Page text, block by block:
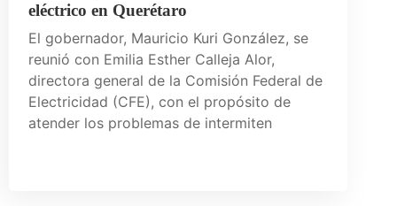
eléctrico en Querétaro
El gobernador, Mauricio Kuri González, se
reunió con Emilia Esther Calleja Alor,
directora general de la Comisión Federal de
Electricidad (CFE), con el propósito de
atender los problemas de intermiten